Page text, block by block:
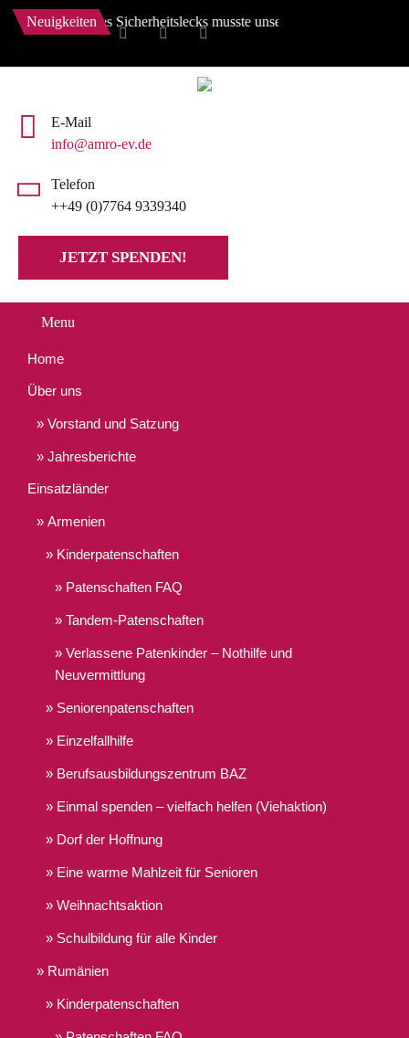
Neuigkeiten
wegen eines Sicherheitslecks musste unsere Website auf den
E-Mail
info@amro-ev.de
Telefon
++49 (0)7764 9339340
JETZT SPENDEN!
Menu
Home
Über uns
Vorstand und Satzung
Jahresberichte
Einsatzländer
Armenien
Kinderpatenschaften
Patenschaften FAQ
Tandem-Patenschaften
Verlassene Patenkinder – Nothilfe und
Neuvermittlung
Seniorenpatenschaften
Einzelfallhilfe
Berufsausbildungszentrum BAZ
Einmal spenden – vielfach helfen (Viehaktion)
Dorf der Hoffnung
Eine warme Mahlzeit für Senioren
Weihnachtsaktion
Schulbildung für alle Kinder
Rumänien
Kinderpatenschaften